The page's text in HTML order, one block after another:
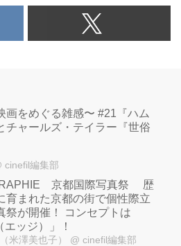
画をめぐる雑感〜 #21『ハム
チャールズ・テイラー『世俗
cinefil編集部
京都国際写真祭 歴
育まれた京都の街で個性際立
祭が開催！ コンセプトは
エッジ）」！
米澤美也子） @ cinefil編集部